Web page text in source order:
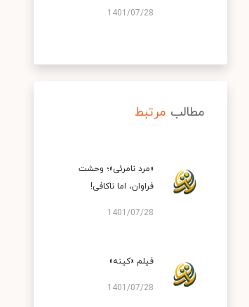
1401/07/28
مطالب مرتبط
«مرد نامرئی»؛ وحشت
فراوان، اما ناکافی!
1401/07/28
فیلم «کینه»
1401/07/28